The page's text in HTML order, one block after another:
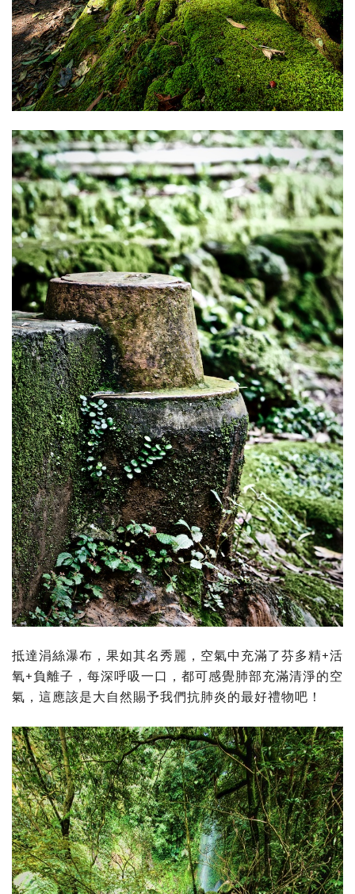
抵達涓絲瀑布，果如其名秀麗，空氣中充滿了芬多精+活
氧+負離子，每深呼吸一口，都可感覺肺部充滿清淨的空
氣，這應該是大自然賜予我們抗肺炎的最好禮物吧！